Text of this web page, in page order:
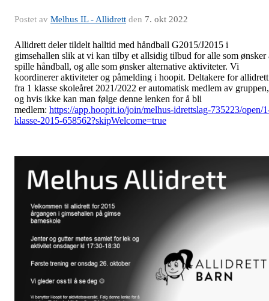
Postet av Melhus IL - Allidrett den 7. okt 2022
Allidrett deler tildelt halltid med håndball G2015/J2015 i
gimsehallen slik at vi kan tilby et allsidig tilbud for alle som ønsker
spille håndball, og alle som ønsker alternative aktiviteter. Vi
koordinerer aktiviteter og påmelding i hoopit. Deltakere for allidrett
fra 1 klasse skoleåret 2021/2022 er automatisk medlem av gruppen,
og hvis ikke kan man følge denne lenken for å bli
medlem: https://app.hoopit.io/join/melhus-idrettslag-735223/open/
klasse-2015-658562?skipWelcome=true